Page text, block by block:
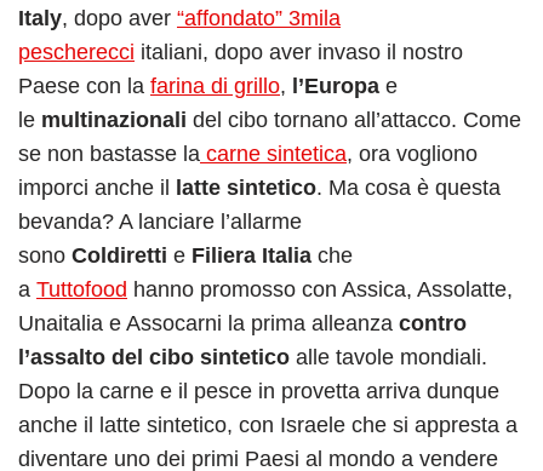
Italy, dopo aver “affondato” 3mila
pescherecci italiani, dopo aver invaso il nostro
Paese con la farina di grillo, l’Europa e
le multinazionali del cibo tornano all’attacco. Come
se non bastasse la carne sintetica, ora vogliono
imporci anche il latte sintetico. Ma cosa è questa
bevanda? A lanciare l’allarme
sono Coldiretti e Filiera Italia che
a Tuttofood hanno promosso con Assica, Assolatte,
Unaitalia e Assocarni la prima alleanza contro
l’assalto del cibo sintetico alle tavole mondiali.
Dopo la carne e il pesce in provetta arriva dunque
anche il latte sintetico, con Israele che si appresta a
diventare uno dei primi Paesi al mondo a vendere